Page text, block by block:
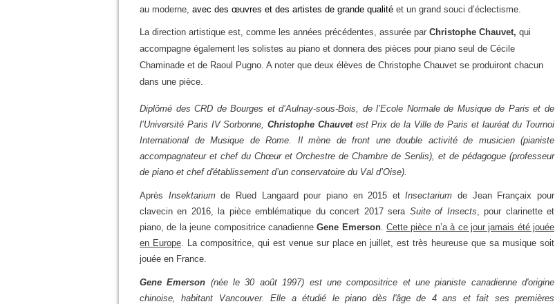
au moderne, avec des œuvres et des artistes de grande qualité et un grand souci d’éclectisme.
La direction artistique est, comme les années précédentes, assurée par Christophe Chauvet, qui
accompagne également les solistes au piano et donnera des pièces pour piano seul de Cécile
Chaminade et de Raoul Pugno. A noter que deux élèves de Christophe Chauvet se produiront chacun
dans une pièce.
Diplômé des CRD de Bourges et d’Aulnay-sous-Bois, de l’Ecole Normale de Musique de Paris et de
l’Université Paris IV Sorbonne, Christophe Chauvet est Prix de la Ville de Paris et lauréat du Tournoi
International de Musique de Rome. Il mène de front une double activité de musicien (pianiste
accompagnateur et chef du Chœur et Orchestre de Chambre de Senlis), et de pédagogue (professeur
de piano et chef d'établissement d’un conservatoire du Val d’Oise).
Après Insektariumde Rued Langaard pour piano en 2015 etInsectarium de Jean Françaix pour
clavecin en 2016, la pièce emblématique du concert 2017 sera Suite of Insects , pour clarinette et
piano, de la jeune compositrice canadienneGene Emerson. Cette pièce n’a à ce jour jamais été jouée
en Europe.
La compositrice, qui est venue sur place en juillet, est très heureuse que sa musique soit
jouée en France.
Gene Emerson (née le 30 août 1997) est une compositrice et une pianiste canadienne d'origine
chinoise, habitant Vancouver. Elle a étudié le piano dès l'âge de 4 ans et fait ses premières